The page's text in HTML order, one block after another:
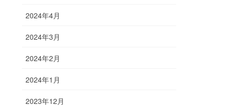
2024年4月
2024年3月
2024年2月
2024年1月
2023年12月